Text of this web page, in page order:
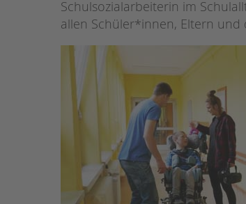
Schulsozialarbeiterin im
allen Schüler*innen, Eltern und